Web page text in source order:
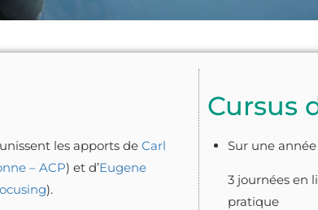
les apports de Carl
– ACP) et d’Eugene
).
Cursus
Sur une
3 journées en
pratique